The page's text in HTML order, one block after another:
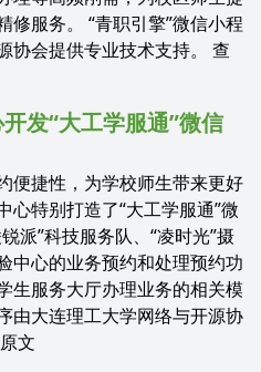
服务。 “青职引擎”微信小程
协会提供专业技术支持。 查
发“大工学服通”微信
便捷性，为学校师生带来更好
心特别打造了“大工学服通”微
派”科技服务队、“凌时光”摄
中心的业务预约和处理预约功
生服务大厅办理业务的相关模
由大连理工大学网络与开源协
文